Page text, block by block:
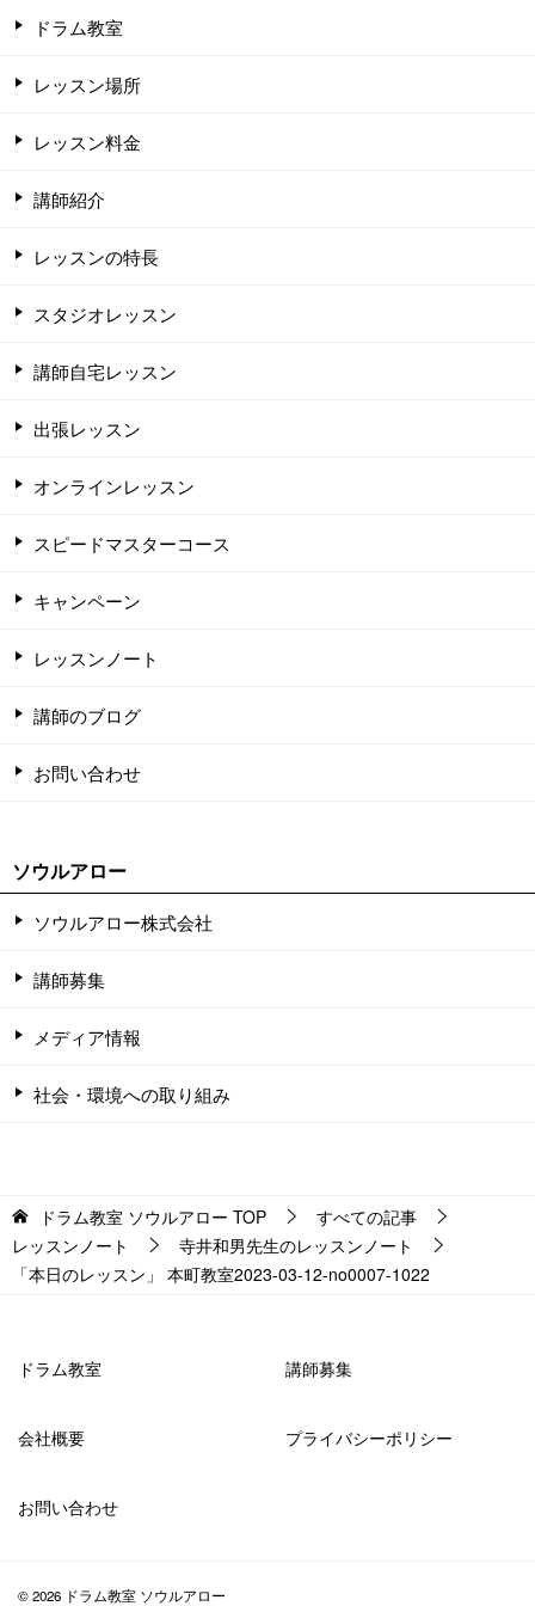
ドラム教室
レッスン場所
レッスン料金
講師紹介
レッスンの特長
スタジオレッスン
講師自宅レッスン
出張レッスン
オンラインレッスン
スピードマスターコース
キャンペーン
レッスンノート
講師のブログ
お問い合わせ
ソウルアロー
ソウルアロー株式会社
講師募集
メディア情報
社会・環境への取り組み
ドラム教室 ソウルアロー TOP
すべての記事
レッスンノート
寺井和男先生のレッスンノート
「本日のレッスン」 本町教室2023-03-12-­no0007-­1022
ドラム教室 講師募集
会社概要 プライバシーポリシー
お問い合わせ
© 2026 ドラム教室 ソウルアロー